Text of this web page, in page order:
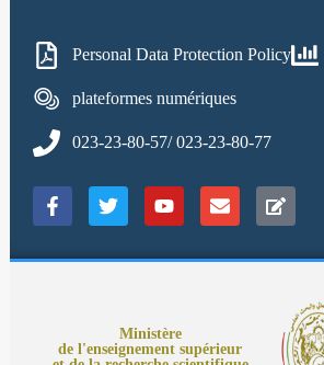
Personal Data Protection Policy
plateformes numériques
023-23-80-57/ 023-23-80-77
Ministère
de l'enseignement supérieur